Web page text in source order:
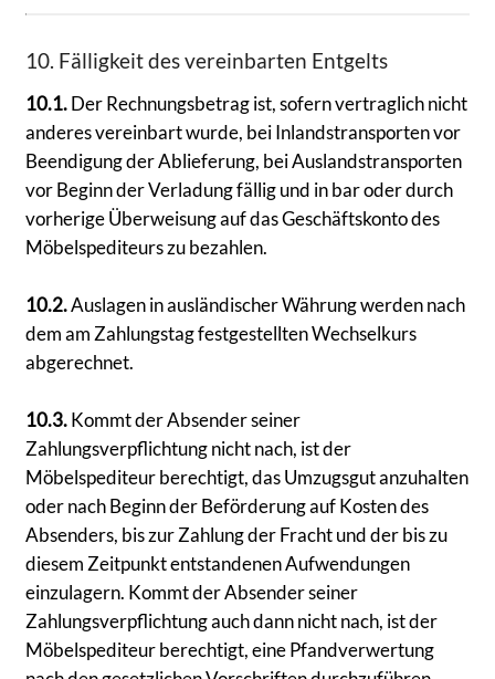
10. Fälligkeit des vereinbarten Entgelts
10.1.Der Rechnungsbetrag ist, sofern vertraglich nicht
anderes vereinbart wurde, bei Inlandstransporten vor
Beendigung der Ablieferung, bei Auslandstransporten
vor Beginn der Verladung fällig und in bar oder durch
vorherige Überweisung auf das Geschäftskonto des
Möbelspediteurs zu bezahlen.
10.2.Auslagen in ausländischer Währung werden nach
dem am Zahlungstag festgestellten Wechselkurs
abgerechnet.
10.3.Kommt der Absender seiner
Zahlungsverpflichtung nicht nach, ist der
Möbelspediteur berechtigt, das Umzugsgut anzuhalten
oder nach Beginn der Beförderung auf Kosten des
Absenders, bis zur Zahlung der Fracht und der bis zu
diesem Zeitpunkt entstandenen Aufwendungen
einzulagern. Kommt der Absender seiner
Zahlungsverpflichtung auch dann nicht nach, ist der
Möbelspediteur berechtigt, eine Pfandverwertung